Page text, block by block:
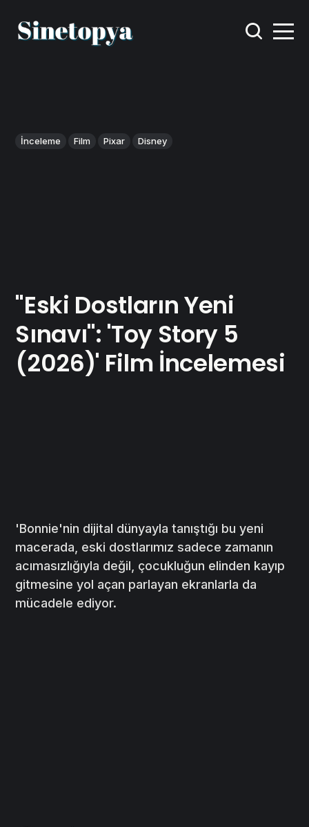
İnceleme Film Pixar Disney
"Eski Dostların Yeni
Sınavı": 'Toy Story 5
(2026)' Film İncelemesi
'Bonnie'nin dijital dünyayla tanıştığı bu yeni
macerada, eski dostlarımız sadece zamanın
acımasızlığıyla değil, çocukluğun elinden kayıp
gitmesine yol açan parlayan ekranlarla da
mücadele ediyor.